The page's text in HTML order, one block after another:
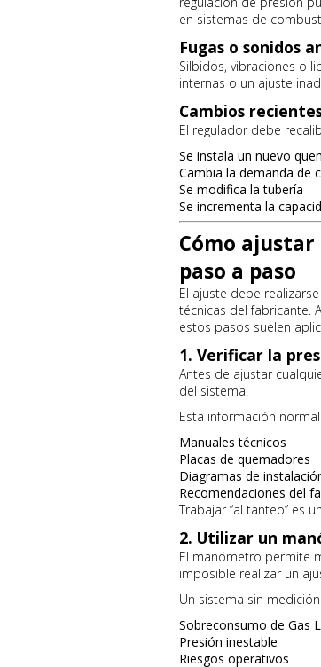
en sistemas de
Fugas o sonidos
Silbidos, vibraciones o
internas o un ajuste
Cambios
El regulador debe
Se instala un nuevo
Cambia la demanda de
Se modifica la tubería
Se incrementa la
Cómo
paso a paso
El ajuste debe
técnicas del fabricante.
estos pasos suelen
1. Verificar la
Antes de ajustar
del sistema.
Esta información
Manuales técnicos
Placas de quemadores
Diagramas de
Recomendaciones del
Trabajar “al tanteo” es
2. Utilizar un
El manómetro permite
imposible realizar un
Un sistema sin
Sobreconsumo de Gas
Presión inestable
Riesgos operativos